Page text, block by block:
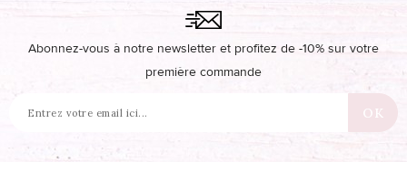
Abonnez-vous à notre newsletter et profitez de -10% sur votre
première commande